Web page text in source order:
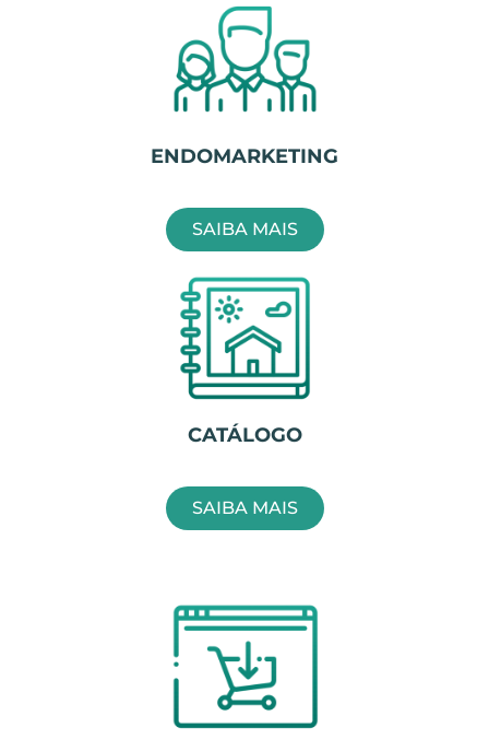
ENDOMARKETING
SAIBA MAIS
CATÁLOGO
SAIBA MAIS